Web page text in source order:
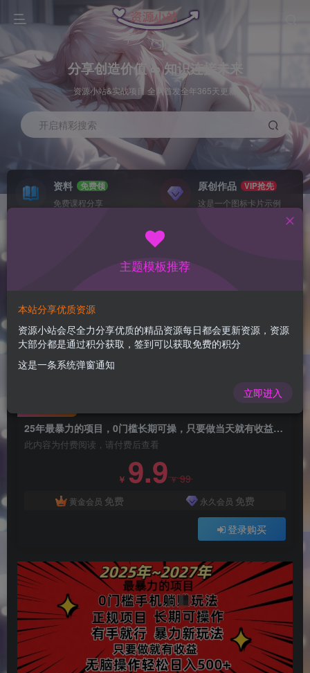
分享创造价值 ∞ 知识连接未来
资源小站&实战项目 全网首发全年365天更新
开启精彩搜索
资料
免费领
免费课程分享
原创作品
VIP抢先
这是一个图标卡片示例
25年最暴力的项目，0门槛长期可操，只要做当天
就有收益，无脑轻松日入多张
1年前更新
121
25年最暴力的项目，0门槛长期可操，只要做当天就有收益，无脑轻松日入多张
此内容为付费阅读，请付费后查看
￥ 9.9￥99
黄金会员 免费 永久会员 免费
登录购买
主题模板推荐
本站分享优质资源
资源小站会尽全力分享优质的精品资源每日都会更新资源，资源
大部分都是通过积分获取，签到可以获取免费的积分
这是一条系统弹窗通知
立即进入